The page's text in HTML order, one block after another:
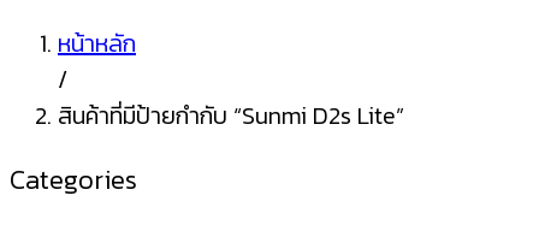
หน้าหลัก
/
สินค้าที่มีป้ายกำกับ “Sunmi D2s Lite”
Categories